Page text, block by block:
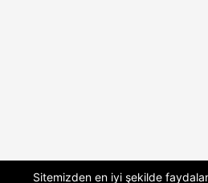
Sitemizden en iyi şekilde